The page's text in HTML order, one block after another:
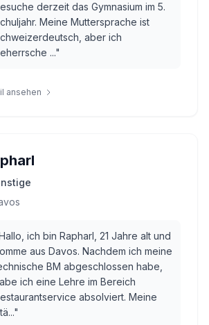
derzeit das Gymnasium im 5.
Meine Muttersprache ist
aber ich
..."
ansehen
ich bin Rapharl, 21 Jahre alt und
aus Davos. Nachdem ich meine
BM abgeschlossen habe,
ich eine Lehre im Bereich
absolviert. Meine
"